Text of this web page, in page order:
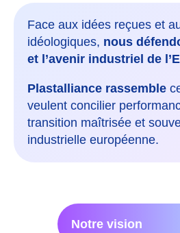
Face aux idées reçues et
idéologiques, nous
et l’avenir industriel de
Plastalliance rassemble
veulent concilier
transition maîtrisée et
industrielle européenne.
Notre vision